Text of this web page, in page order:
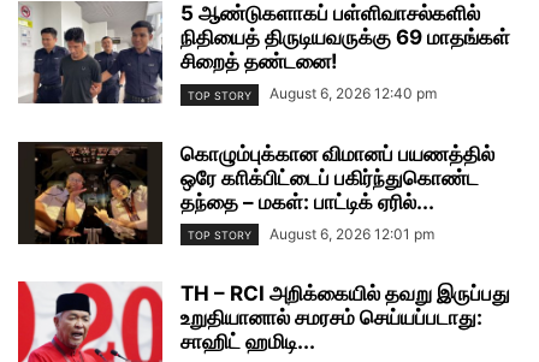
5 ஆண்டுகளாகப் பள்ளிவாசல்களில்
நிதியைத் திருடியவருக்கு 69 மாதங்கள்
சிறைத் தண்டனை!
TOP STORY August 6, 2026 12:40 pm
கொழும்புக்கான விமானப் பயணத்தில்
ஒரே காிக்பிட்டைப் பகிர்ந்துகொண்ட
தந்தை – மகள்: பாட்டிக் ஏரில்...
TOP STORY August 6, 2026 12:01 pm
TH – RCI அறிக்கையில் தவறு இருப்பது
உறுதியானால் சமரசம் செய்யப்படாது:
சாஹிட் ஹமிடி...